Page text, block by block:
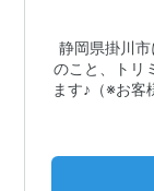
静岡県掛川
のこと、トリ
ます♪（※お客